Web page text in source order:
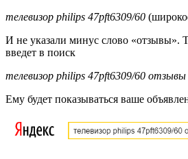
телевизор philips 47pft6309/60
И не указали минус слово «отзывы».
введет в поиск
телевизор philips 47pft6309/60 отзывы
Ему будет показываться ваше